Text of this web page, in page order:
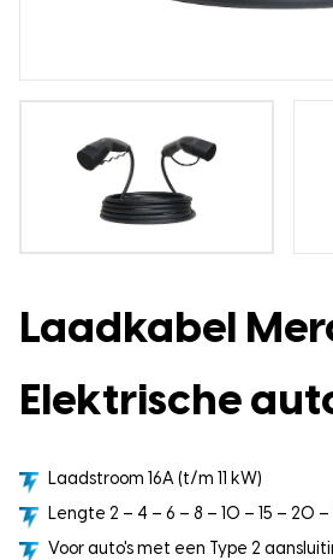
Laadkabel
Elektrische
Laadstroom 16A (t/m 11 kW)
Lengte 2 – 4 – 6 – 8 – 10 – 15 – 20
Voor auto's met een Type 2